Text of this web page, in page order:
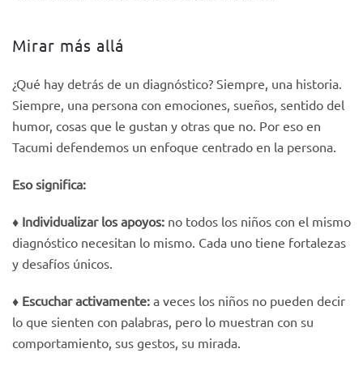
Mirar más allá
¿Qué hay detrás de un diagnóstico? Siempre, una historia.
Siempre, una persona con emociones, sueños, sentido del
humor, cosas que le gustan y otras que no. Por eso en
Tacumi defendemos un enfoque centrado en la persona.
Eso significa:
♦️ Individualizar los apoyos: no todos los niños con el mismo
diagnóstico necesitan lo mismo. Cada uno tiene fortalezas
y desafíos únicos.
♦️ Escuchar activamente: a veces los niños no pueden decir
lo que sienten con palabras, pero lo muestran con su
comportamiento, sus gestos, su mirada.